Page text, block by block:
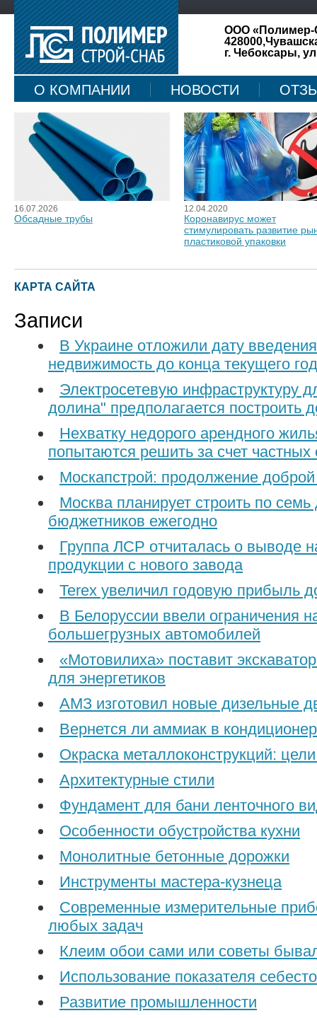
ООО «Полимер-
г. Чебоксары,
О КОМПАНИИ НОВОСТИ
КАРТА САЙТА
16.07.2026
Обсадные трубы
12.04.2020
Коронавирус может
стимулировать развитие
пластиковой упаковки
КАРТА САЙТА
Записи
В Украине отложили дату
недвижимость до конца текущего
Электросетевую инфраструктуру
долина" предполагается построить
Нехватку недорого арендного
попытаются решить за счет частных
Москапстрой: продолжение
Москва планирует строить по
бюджетников ежегодно
Группа ЛСР отчиталась о выводе
продукции с нового завода
Terex увеличил годовую прибыль
В Белоруссии ввели ограничения
большегрузных автомобилей
«Мотовилиха» поставит
для энергетиков
АМЗ изготовил новые дизельные
Вернется ли аммиак в
Oкраcка металлoкoнcтрукций:
Архитектурные стили
Фундамент для бани ленточного
Особенности обустройства кухни
Монолитные бетонные дорожки
Инструменты мастера-кузнеца
Современные измерительные
любых задач
Клеим обои сами или советы
Использование показателя
Развитие промышленности